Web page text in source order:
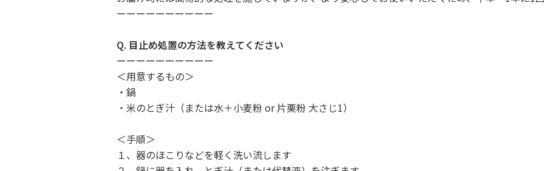
ーーーーーーーーーー
Q. 目止め処置の方法を教えてください
ーーーーーーーーーー
＜用意するもの＞
・鍋
・米のとぎ汁（または水＋小麦粉 or 片栗粉 大さじ1）
＜手順＞
１、器のほこりなどを軽く洗い流します